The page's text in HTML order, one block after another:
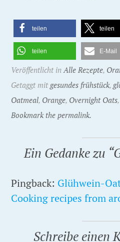
teilen teilen
teilen E-Mail
Veröffentlicht inAlle Rezepte,
Getaggt mitgesundes frühstück,
Oatmeal, Orange, Overnight Oats
Bookmark the permalink.
Ein Gedanke zu “
Pingback: Glühwein-
Cooking recipes from
Schreibe einen